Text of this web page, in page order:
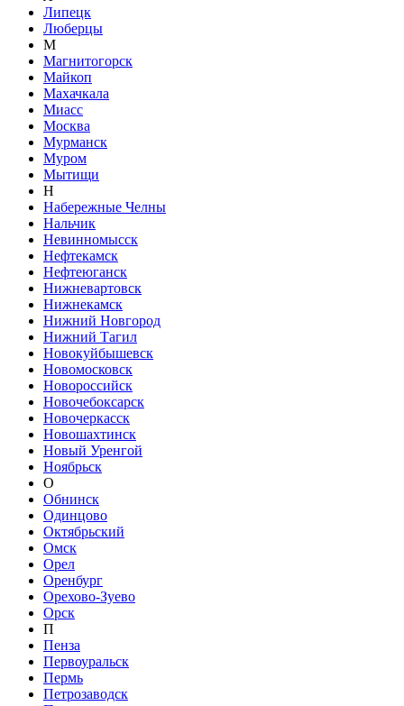
Липецк
Люберцы
М
Магнитогорск
Майкоп
Махачкала
Миасс
Москва
Мурманск
Муром
Мытищи
Н
Набережные Челны
Нальчик
Невинномысск
Нефтекамск
Нефтеюганск
Нижневартовск
Нижнекамск
Нижний Новгород
Нижний Тагил
Новокуйбышевск
Новомосковск
Новороссийск
Новочебоксарск
Новочеркасск
Новошахтинск
Новый Уренгой
Ноябрьск
О
Обнинск
Одинцово
Октябрьский
Омск
Орел
Оренбург
Орехово-Зуево
Орск
П
Пенза
Первоуральск
Пермь
Петрозаводск